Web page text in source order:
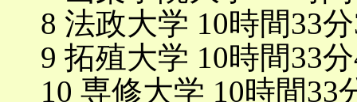
8 法政大学 10時間33
9 拓殖大学 10時間33
10 専修大学 10時間33